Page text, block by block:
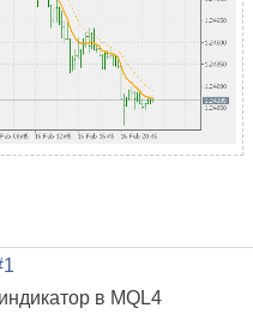
в MQL4